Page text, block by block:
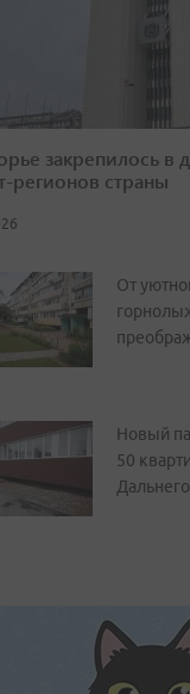
закрепилось в
регионов страны
От
Новый
50